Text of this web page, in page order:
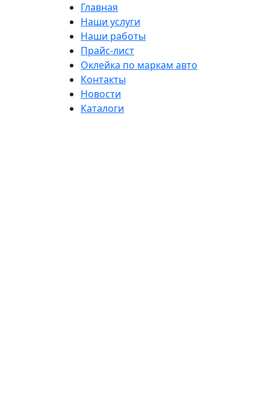
Главная
Наши услуги
Наши работы
Прайс-лист
Оклейка по маркам авто
Контакты
Новости
Каталоги